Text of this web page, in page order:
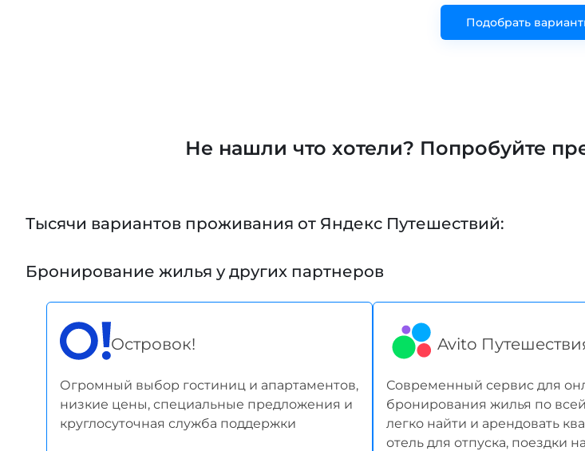
Подобрать
Не нашли что хотели? Попробуйте
Тысячи вариантов проживания от Яндекс Путешествий:
Бронирование жилья у других партнеров
Островок!
Огромный выбор гостиниц и апартаментов,
низкие цены, специальные предложения и
круглосуточная служба поддержки
Avito
Современный сервис для
бронирования жилья по
легко найти и арендовать
отель для отпуска, поездки